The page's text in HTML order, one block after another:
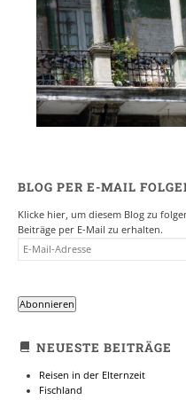
BLOG PER E-MAIL
Klicke hier, um diesem Blog zu
Beiträge per E-Mail zu erhalten.
E-
MAIL-
Abonnieren
NEUESTE BEITRÄGE
Reisen in der Elternzeit
Fischland